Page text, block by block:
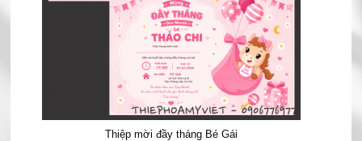
Thiệp mời đầy tháng Bé Gái